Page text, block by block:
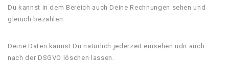
Du kannst in dem Bereich auch Deine Rechnungen sehen und
gleiuch bezahlen.
Deine Daten kannst Du natürlich jederzeit einsehen udn auch
nach der DSGVO löschen lassen.